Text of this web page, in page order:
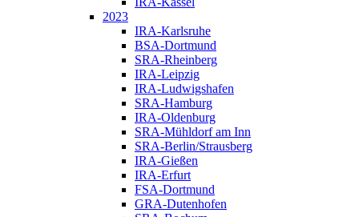
2023
IRA-Karlsruhe
BSA-Dortmund
SRA-Rheinberg
IRA-Leipzig
IRA-Ludwigshafen
SRA-Hamburg
IRA-Oldenburg
SRA-Mühldorf am Inn
SRA-Berlin/Strausberg
IRA-Gießen
IRA-Erfurt
FSA-Dortmund
GRA-Dutenhofen